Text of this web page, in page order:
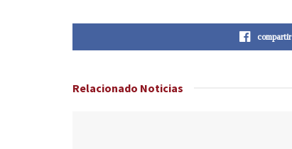
compartir
Relacionado Noticias